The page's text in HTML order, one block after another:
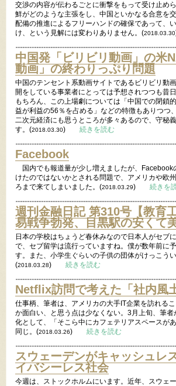
交渉の内容が伝わるごとに衝撃をもって受け止め
鮮がどのような主張をし、中国といかなる合意を
配備の推進によるフリーハンドの確保であって、
け、という見解には変わりありません。(2018.03.30
中国発「ビリビリ動画」の米
動画」の終わりっぷり問題
中国のテンセント系動画サイトであるビリビリ動
開をしている事業者にとっては予想されつつも昔
もちろん、この上場劇については「中国での閉鎖
益が利益の56％を占める」などの特徴もありつつ
二次元経済にも思うところが多々あるので、守秘
す。(2018.03.30) 続きを読む
Facebook
国内でも報道量が少し増えましたが、Facebook
けたのではないかとされる問題で、アメリカや欧
ろまで来てしまいました。(2018.03.29) 続きを
週刊金融日記 第310号【教育
易戦争勃発、目黒駅の安くて
日本の学校はちょうど春休みなので日本人がセブ
で、セブ留学は流行っていますね。僕が数年前に
す。また、小学生ぐらいの子供の団体がけっこう
(2018.03.28) 続きを読む
Netflix訪問で考えた「社内風
仕事柄、筆者は、アメリカの大手IT企業を訪れる
か面白い、と思う点は少なくない。3月上旬、筆
化として、「そこら中にカフェテリアスペースが
同じ。(2018.03.26) 続きを読む
スウェーデンがキャッシュレ
イバシーレス社会
今週は、ストックホルムにいます。近年、スウェ